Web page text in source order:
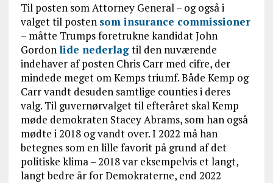
Til posten som Attorney General – og også i
valget til posten som insurance commissioner
– måtte Trumps foretrukne kandidat John
Gordonlide nederlagtil den nuværende
indehaver af posten Chris Carr med cifre, der
mindede meget om Kemps triumf. Både Kemp og
Carr vandt desuden samtlige counties i deres
valg. Til guvernørvalget til efteråret skal Kemp
møde demokraten Stacey Abrams, som han også
mødte i 2018 og vandt over. I 2022 må han
betegnes som en lille favorit på grund af det
politiske klima – 2018 var eksempelvis et langt,
langt bedre år for Demokraterne, end 2022